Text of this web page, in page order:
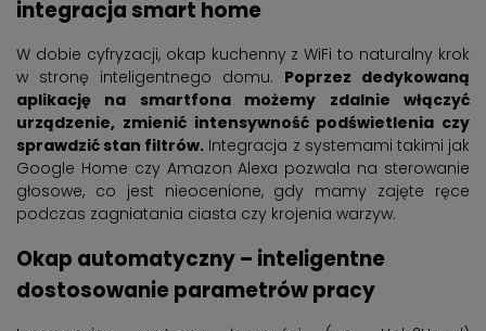
integracja smart home
W dobie cyfryzacji, okap kuchenny z WiFi to naturalny krok
w stronę inteligentnego domu. Poprzez dedykowaną
aplikację na smartfona możemy zdalnie włączyć
urządzenie, zmienić intensywność podświetlenia czy
sprawdzić stan filtrów. Integracja z systemami takimi jak
Google Home czy Amazon Alexa pozwala na sterowanie
głosowe, co jest nieocenione, gdy mamy zajęte ręce
podczas zagniatania ciasta czy krojenia warzyw.
Okap automatyczny – inteligentne
dostosowanie parametrów pracy